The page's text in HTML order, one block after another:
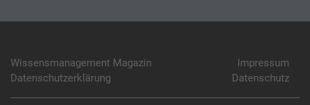
Wissensmanagement Magazin
Impressum
Datenschutzerklärung
Datenschutz